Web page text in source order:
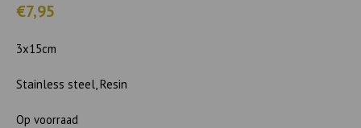
€7,95
3x15cm
Stainless steel, Resin
Op voorraad